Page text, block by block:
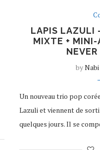
LAPIS LAZULI
MIXTE + MINI-
byNabi
Un nouveau trio pop
Lazuli et viennent de
quelques jours. Il se